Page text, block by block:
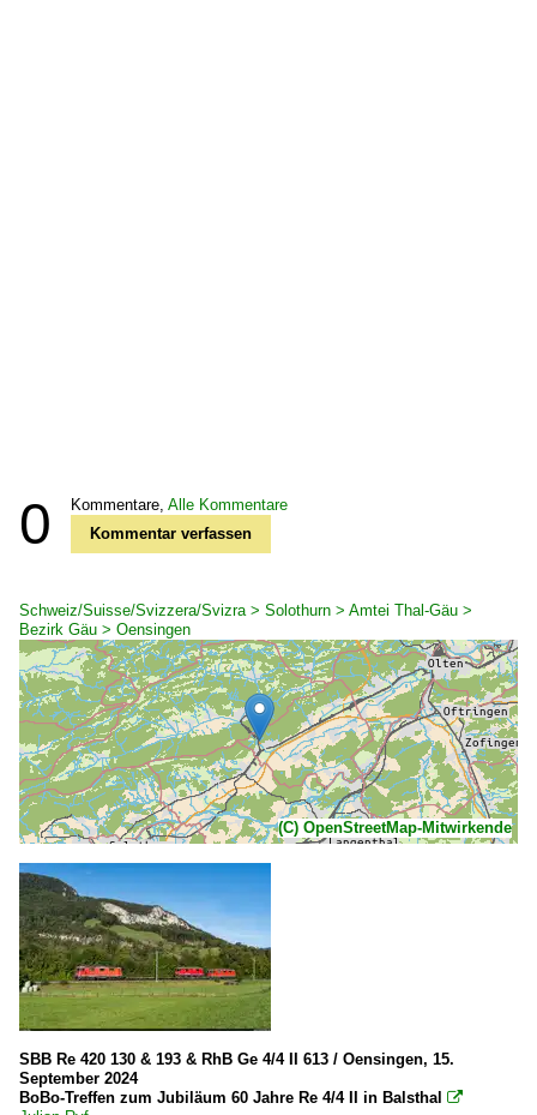
0 Kommentare, Alle Kommentare
Kommentar verfassen
Schweiz/Suisse/Svizzera/Svizra > Solothurn > Amtei Thal-Gäu >
Bezirk Gäu > Oensingen
(C) OpenStreetMap-Mitwirkende
SBB Re 420 130 & 193 & RhB Ge 4/4 II 613 / Oensingen, 15.
September 2024
BoBo-Treffen zum Jubiläum 60 Jahre Re 4/4 II in Balsthal
